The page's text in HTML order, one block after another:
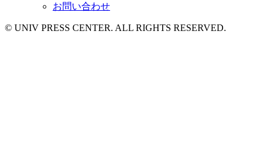
お問い合わせ
© UNIV PRESS CENTER. ALL RIGHTS RESERVED.